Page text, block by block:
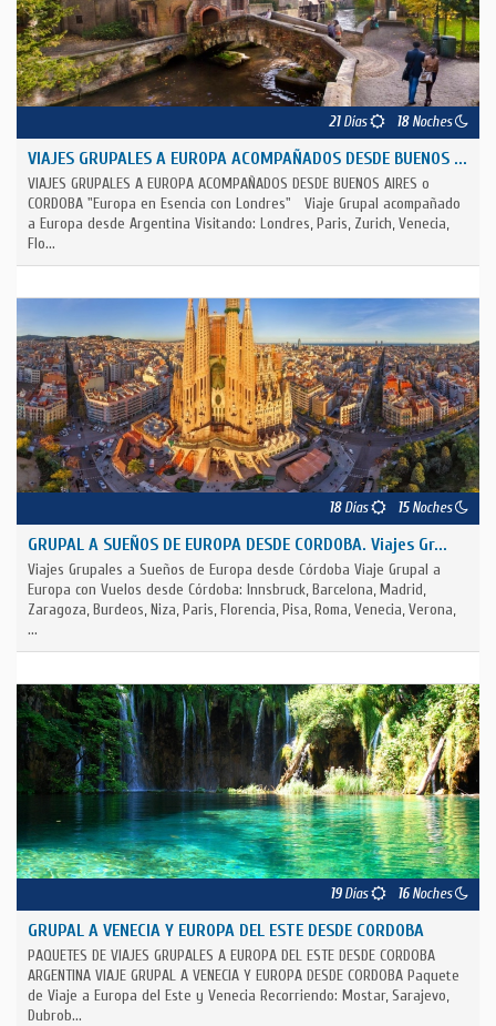
21Días 18Noches
VIAJES GRUPALES A EUROPA ACOMPAÑADOS DESDE BUENOS ...
VIAJES GRUPALES A EUROPA ACOMPAÑADOS DESDE BUENOS AIRES o
CORDOBA "Europa en Esencia con Londres" Viaje Grupal acompañado
a Europa desde Argentina Visitando: Londres, Paris, Zurich, Venecia,
Flo...
18Días 15Noches
GRUPAL A SUEÑOS DE EUROPA DESDE CORDOBA. Viajes Gr...
Viajes Grupales a Sueños de Europa desde Córdoba Viaje Grupal a
Europa con Vuelos desde Córdoba: Innsbruck, Barcelona, Madrid,
Zaragoza, Burdeos, Niza, Paris, Florencia, Pisa, Roma, Venecia, Verona,
...
19Días 16Noches
GRUPAL A VENECIA Y EUROPA DEL ESTE DESDE CORDOBA
PAQUETES DE VIAJES GRUPALES A EUROPA DEL ESTE DESDE CORDOBA
ARGENTINA VIAJE GRUPAL A VENECIA Y EUROPA DESDE CORDOBA Paquete
de Viaje a Europa del Este y Venecia Recorriendo: Mostar, Sarajevo,
Dubrob...